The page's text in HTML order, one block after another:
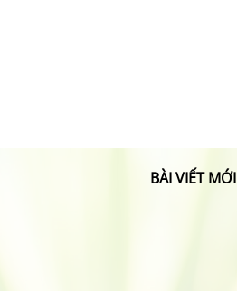
BÀI VIẾT